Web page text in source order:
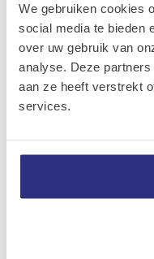
We gebruiken cookies
social media te bieden
over uw gebruik van
analyse. Deze
aan ze heeft verstrekt
services.
Stelschroef
D916 krater
M6x12